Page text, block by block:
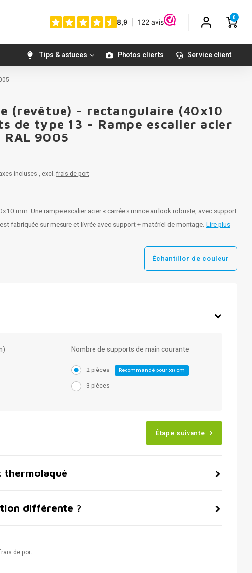
0
Tips & astuces Photos clients Service client
(revêtue) - rectangulaire (40x10
de type 13 - Rampe escalier acier
9005
incluses , excl. frais de port
mm. Une rampe escalier acier « carrée » mince au look robuste, avec support
fabriquée sur mesure et livrée avec support + matériel de montage. Lire plus
Échantillon de couleur
Nombre de supports de main courante
2 pièces Recommandé pour 30 cm
3 pièces
Étape suivante
thermolaqué
différente ?
frais de port